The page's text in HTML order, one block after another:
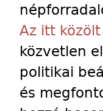
Az itt
közvetlen
politikai
és